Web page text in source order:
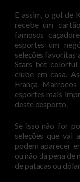
E assim, o gol de
recebe um
famosos
esportes um
seleções favoritas
Stars bet
clube em casa.
França
esportes mais
deste desporto.
Se isso não for
seleções que vai
podem aparecer
ou não da pena
de patacas ou